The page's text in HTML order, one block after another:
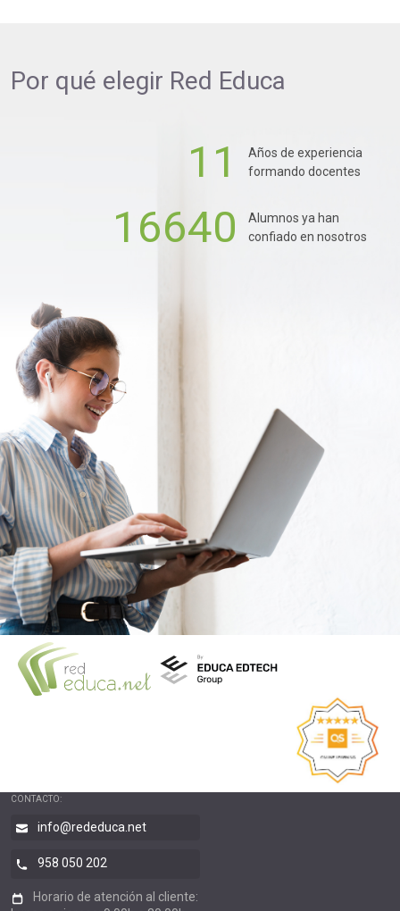
Por qué elegir Red Educa
11
Años de experiencia
formando docentes
16640
Alumnos ya han
confiado en nosotros
CONTACTO:
info@rededuca.net
958 050 202
Horario de atención al cliente: